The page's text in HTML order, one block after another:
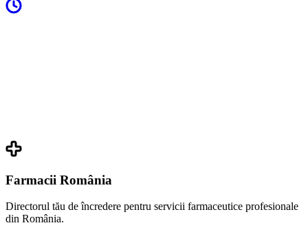
Farmacii România
Directorul tău de încredere pentru servicii farmaceutice profesionale
din România.